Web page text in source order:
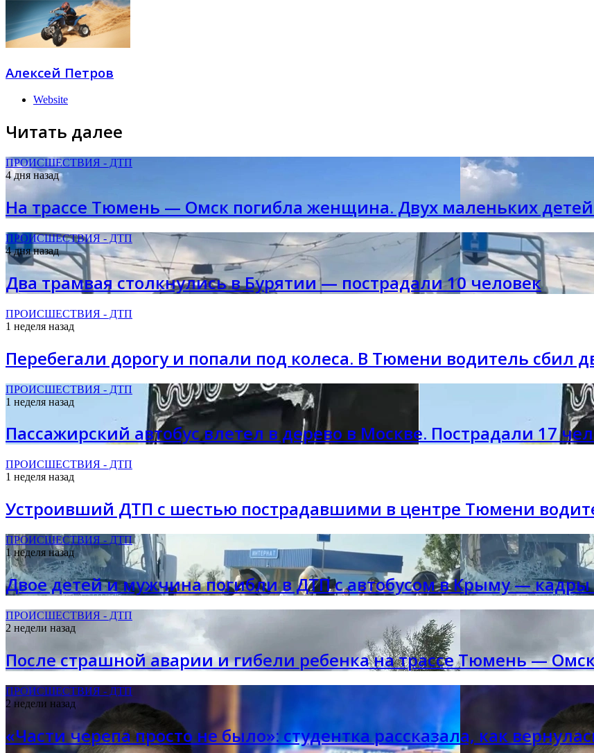
Алексей Петров
Website
Читать далее
ПРОИСШЕСТВИЯ - ДТП
4 дня назад
На трассе Тюмень — Омск погибла женщина. Двух маленьких
ПРОИСШЕСТВИЯ - ДТП
4 дня назад
Два трамвая столкнулись в Бурятии — пострадали 10 человек
ПРОИСШЕСТВИЯ - ДТП
1 неделя назад
Перебегали дорогу и попали под колеса. В Тюмени водитель сбил
ПРОИСШЕСТВИЯ - ДТП
1 неделя назад
Пассажирский автобус влетел в дерево в Москве. Пострадали 17
ПРОИСШЕСТВИЯ - ДТП
1 неделя назад
Устроивший ДТП с шестью пострадавшими в центре Тюмени
ПРОИСШЕСТВИЯ - ДТП
1 неделя назад
Двое детей и мужчина погибли в ДТП с автобусом в Крыму — кадры
ПРОИСШЕСТВИЯ - ДТП
2 недели назад
После страшной аварии и гибели ребенка на трассе Тюмень —
ПРОИСШЕСТВИЯ - ДТП
2 недели назад
«Части черепа просто не было»: студентка рассказала, как